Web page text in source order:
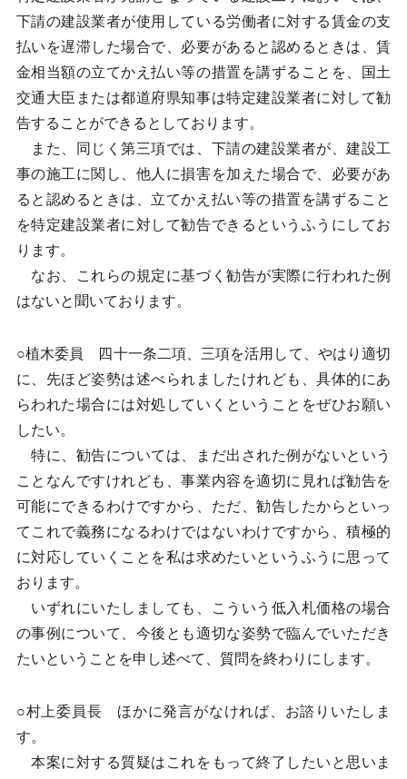
下請の建設業者が使用している労働者に対する賃金の支
払いを遅滞した場合で、必要があると認めるときは、賃
金相当額の立てかえ払い等の措置を講ずることを、国土
交通大臣または都道府県知事は特定建設業者に対して勧
告することができるとしております。
また、同じく第三項では、下請の建設業者が、建設工
事の施工に関し、他人に損害を加えた場合で、必要があ
ると認めるときは、立てかえ払い等の措置を講ずること
を特定建設業者に対して勧告できるというふうにしてお
ります。
なお、これらの規定に基づく勧告が実際に行われた例
はないと聞いております。
○植木委員 四十一条二項、三項を活用して、やはり適切
に、先ほど姿勢は述べられましたけれども、具体的にあ
らわれた場合には対処していくということをぜひお願い
したい。
特に、勧告については、まだ出された例がないという
ことなんですけれども、事業内容を適切に見れば勧告を
可能にできるわけですから、ただ、勧告したからといっ
てこれで義務になるわけではないわけですから、積極的
に対応していくことを私は求めたいというふうに思って
おります。
いずれにいたしましても、こういう低入札価格の場合
の事例について、今後とも適切な姿勢で臨んでいただき
たいということを申し述べて、質問を終わりにします。
○村上委員長 ほかに発言がなければ、お諮りいたしま
す。
本案に対する質疑はこれをもって終了したいと思いま